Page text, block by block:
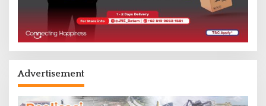
Advertisement